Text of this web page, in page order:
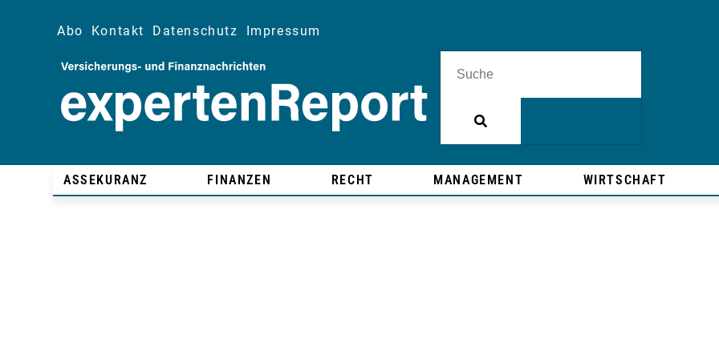
Abo Kontakt Datenschutz Impressum
ASSEKURANZ FINANZEN RECHT MANAGEMENT WIRTSCHAFT